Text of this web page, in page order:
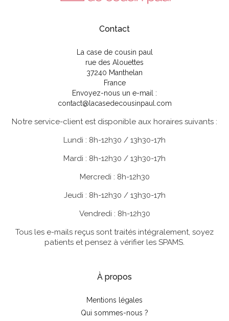
Contact
La case de cousin paul
rue des Alouettes
37240 Manthelan
France
Envoyez-nous un e-mail :
contact@lacasedecousinpaul.com
Notre service-client est disponible aux horaires suivants :
Lundi : 8h-12h30 / 13h30-17h
Mardi : 8h-12h30 / 13h30-17h
Mercredi : 8h-12h30
Jeudi : 8h-12h30 / 13h30-17h
Vendredi : 8h-12h30
Tous les e-mails reçus sont traités intégralement, soyez
patients et pensez à vérifier les SPAMS.
À propos
Mentions légales
Qui sommes-nous ?